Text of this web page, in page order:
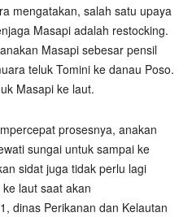
mengatakan, salah satu upaya
Masapi adalah restocking.
Masapi sebesar pensil
teluk Tomini ke danau Poso.
Masapi ke laut.
prosesnya, anakan
sungai untuk sampai ke
sidat juga tidak perlu lagi
laut saat akan
dinas Perikanan dan Kelautan